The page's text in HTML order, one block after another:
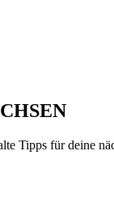
Tipps für deine